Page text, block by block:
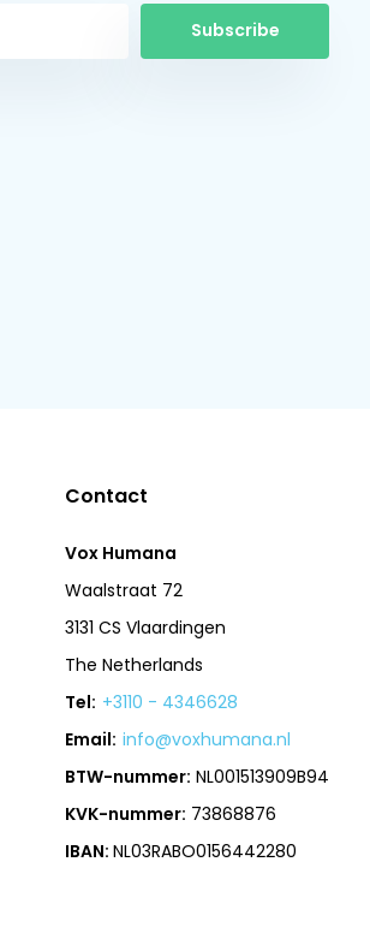
Subscribe
Contact
Vox Humana
Waalstraat 72
3131 CS Vlaardingen
The Netherlands
Tel: +3110 - 4346628
Email: info@voxhumana.nl
BTW-nummer: NL001513909B94
KVK-nummer: 73868876
IBAN:NL03RABO0156442280